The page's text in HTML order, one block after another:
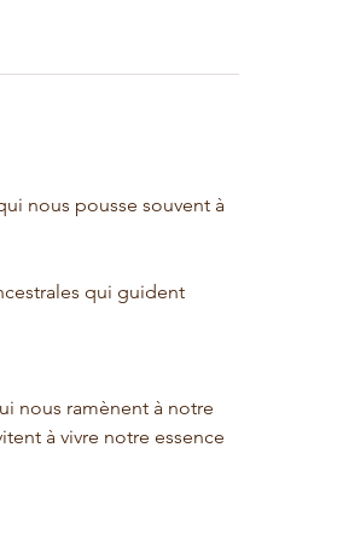
nous pousse souvent à
qui guident
nous ramènent à notre
à vivre notre essence